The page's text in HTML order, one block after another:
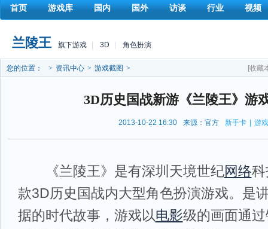
首页 游戏库 国内 国外 访谈 行业 视频
兰陵王 旗下游戏 3D 角色扮演
您的位置： > 资讯中心 > 游戏截图 > [收藏
3D历史国战新游《兰陵王》游
2013-10-22 16:30 来源：官方 新手卡 游
《兰陵王》是有深圳天境世纪网络
款3D历史国战内大型角色扮演游戏。是
据的时代故事，游戏以电影级的画面通